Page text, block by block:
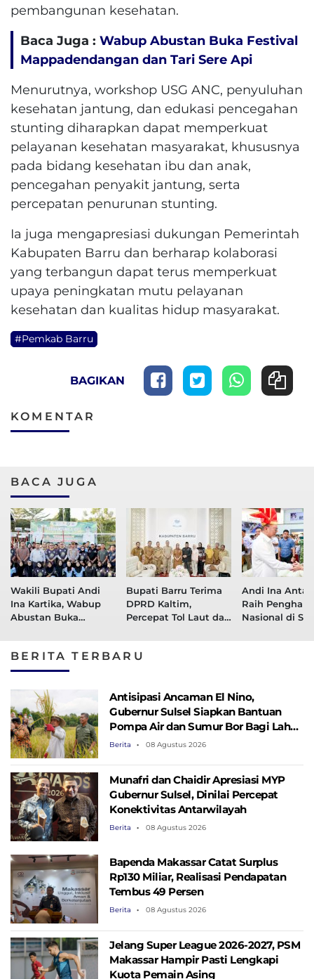
pembangunan kesehatan.
Baca Juga : Wabup Abustan Buka Festival
Mappadendangan dan Tari Sere Api
Menurutnya, workshop USG ANC, penyuluhan
kesehatan jantung, dan edukasi pencegahan
stunting diharapkan dapat memperkuat
pelayanan kesehatan masyarakat, khususnya
pada bidang kesehatan ibu dan anak,
pencegahan penyakit jantung, serta
percepatan penurunan stunting.
Ia juga mengapresiasi dukungan Pemerintah
Kabupaten Barru dan berharap kolaborasi
yang terbangun dapat terus memperkuat
upaya peningkatan mutu pelayanan
kesehatan dan kualitas hidup masyarakat.
#Pemkab Barru
BAGIKAN
KOMENTAR
BACA JUGA
Wakili Bupati Andi
Ina Kartika, Wabup
Abustan Buka
Bupati Barru Terima
DPRD Kaltim,
Percepat Tol Laut dan
Kawasan Penyangga
Andi Ina Antar
Raih
Nasional di
BERITA TERBARU
Antisipasi Ancaman El Nino,
Gubernur Sulsel Siapkan Bantuan
Pompa Air dan Sumur Bor Bagi Lahan
Pertanian
Berita 08 Agustus 2026
Munafri dan Chaidir Apresiasi MYP
Gubernur Sulsel, Dinilai Percepat
Konektivitas Antarwilayah
Berita 08 Agustus 2026
Bapenda Makassar Catat Surplus
Rp130 ​​Miliar, Realisasi Pendapatan
Tembus 49 Persen
Berita 08 Agustus 2026
Jelang Super League 2026-2027, PSM
Makassar Hampir Pasti Lengkapi
Kuota Pemain Asing